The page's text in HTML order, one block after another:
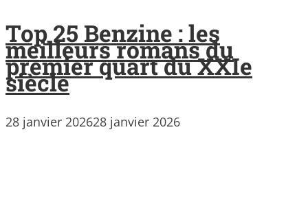
Top 25 Benzine : les
meilleurs romans du
premier quart du XXIe
siècle
28 janvier 202628 janvier 2026